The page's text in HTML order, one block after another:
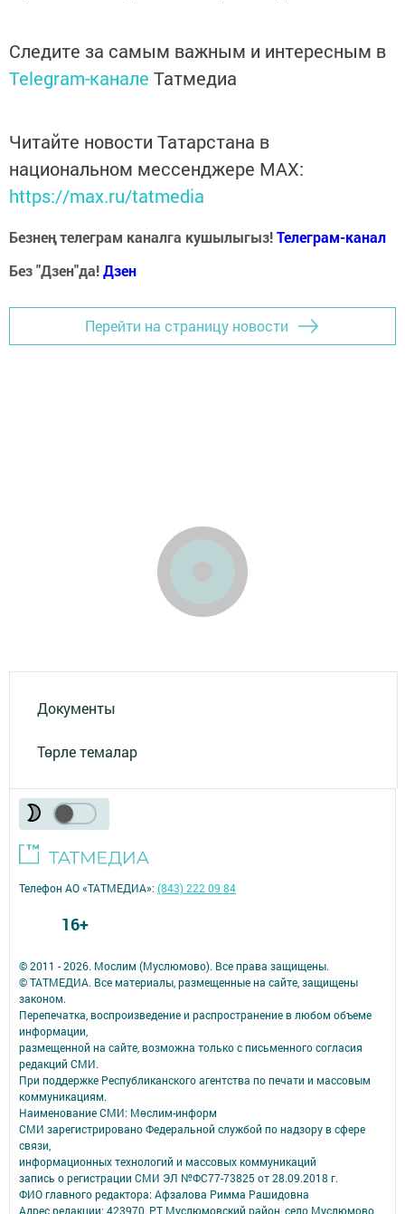
Следите за самым важным и интересным в
Telegram-канале Татмедиа
Читайте новости Татарстана в
национальном мессенджере MАХ:
https://max.ru/tatmedia
Безнең телеграм каналга кушылыгыз!Телеграм-канал
Без "Дзен"да!Дзен
Перейти на страницу новости
Документы
Төрле темалар
© 2011 - 2026. Мослим (Муслюмово). Все права защищены.
© ТАТМЕДИА. Все материалы, размещенные на сайте, защищены
законом.
Перепечатка, воспроизведение и распространение в любом объеме
информации,
размещенной на сайте, возможна только с письменного согласия
редакций СМИ.
При поддержке Республиканского агентства по печати и массовым
коммуникациям.
Наименование СМИ: Мөслим-информ
СМИ зарегистрировано Федеральной службой по надзору в сфере
связи,
информационных технологий и массовых коммуникаций
запись о регистрации СМИ ЭЛ №ФС77-73825 от 28.09.2018 г.
ФИО главного редактора: Афзалова Римма Рашидовна
Адрес редакции: 423970, РТ, Муслюмовский район, село Муслюмово,
Телефон АО «ТАТМЕДИА»:(843) 222 09 84
16+